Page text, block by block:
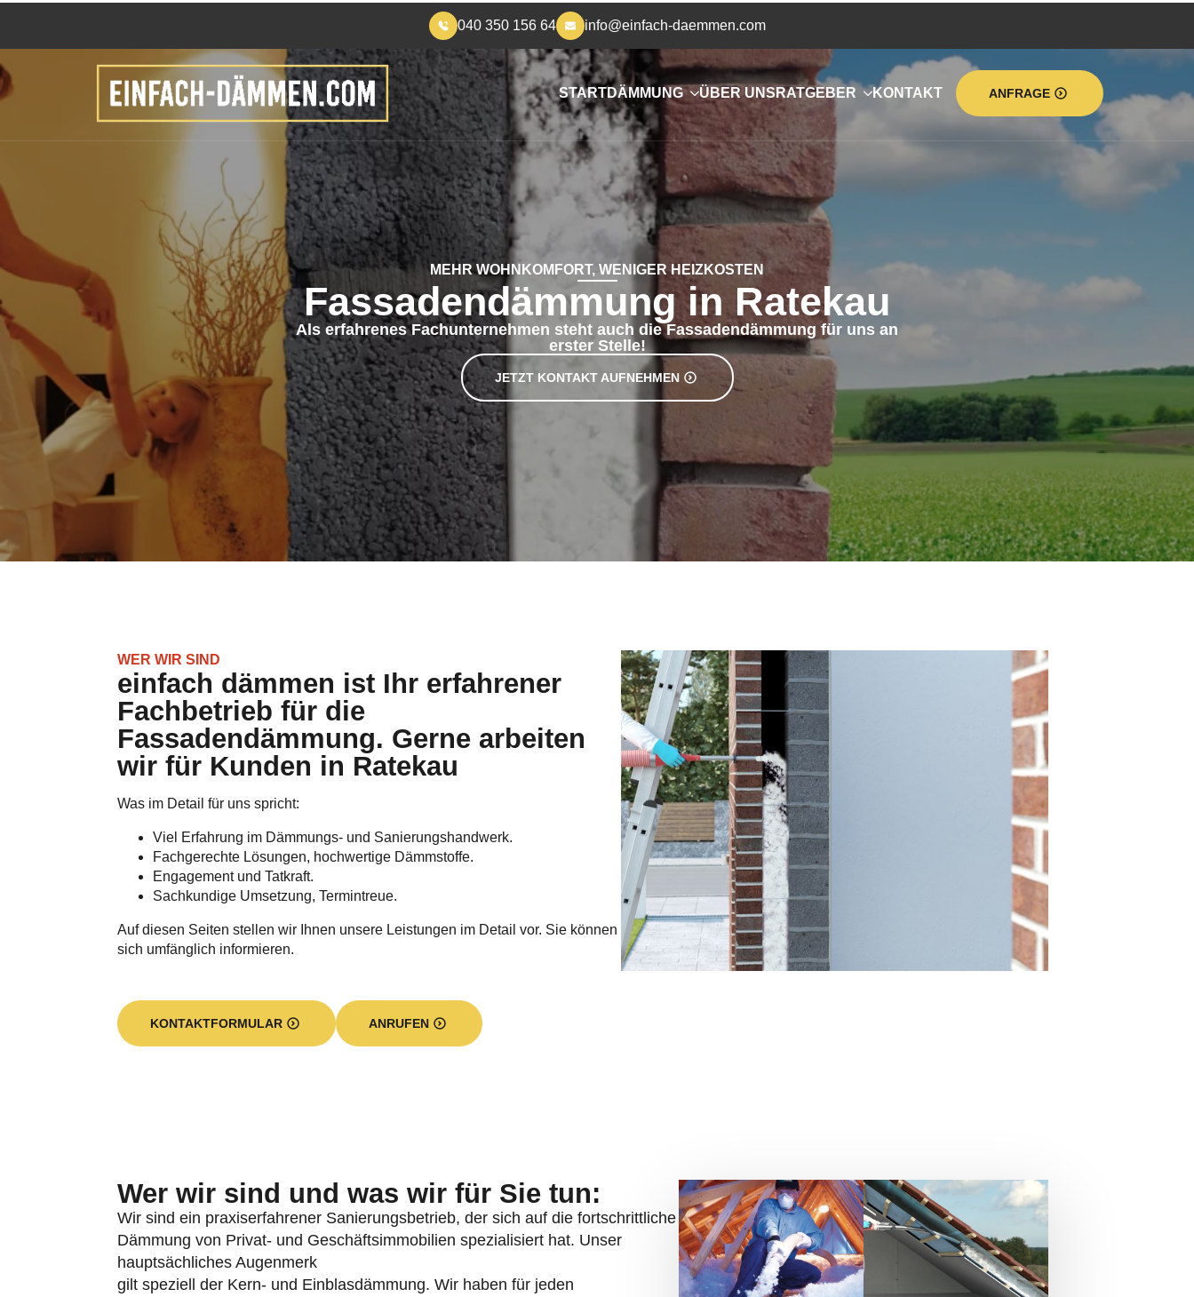
040 350 156 64 info@einfach-daemmen.com
STARTDÄMMUNG ÜBER UNS RATGEBER KONTAKT ANFRAGE
MEHR WOHNKOMFORT, WENIGER HEIZKOSTEN
Fassadendämmung in Ratekau
Als erfahrenes Fachunternehmen steht auch die Fassadendämmung für uns an
erster Stelle!
JETZT KONTAKT AUFNEHMEN
WER WIR SIND
einfach dämmen ist Ihr erfahrener
Fachbetrieb für die
Fassadendämmung. Gerne arbeiten
wir für Kunden in Ratekau
Was im Detail für uns spricht:
Viel Erfahrung im Dämmungs- und Sanierungshandwerk.
Fachgerechte Lösungen, hochwertige Dämmstoffe.
Engagement und Tatkraft.
Sachkundige Umsetzung, Termintreue.
Auf diesen Seiten stellen wir Ihnen unsere Leistungen im Detail vor. Sie können
sich umfänglich informieren.
KONTAKTFORMULAR ANRUFEN
Wer wir sind und was wir für Sie tun:
Wir sind ein praxiserfahrener Sanierungsbetrieb, der sich auf die fortschrittliche
Dämmung von Privat- und Geschäftsimmobilien spezialisiert hat. Unser
hauptsächliches Augenmerk
gilt speziell der Kern- und Einblasdämmung. Wir haben für jeden